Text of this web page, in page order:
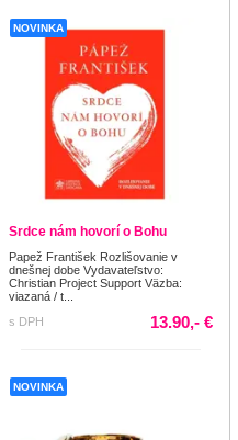
NOVINKA
Srdce nám hovorí o Bohu
Papež František Rozlišovanie v
dnešnej dobe Vydavateľstvo:
Christian Project Support Väzba:
viazaná / t...
s DPH
13.90,- €
NOVINKA